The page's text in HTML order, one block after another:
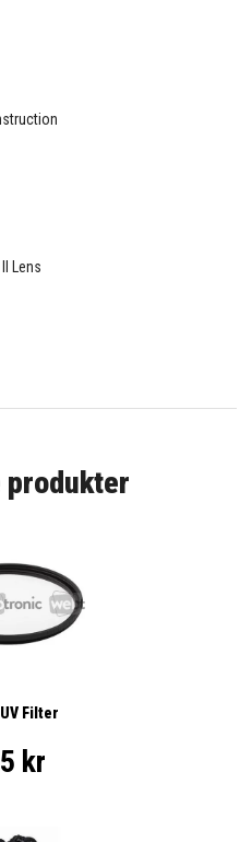
Lens
produkter
Filter
kr